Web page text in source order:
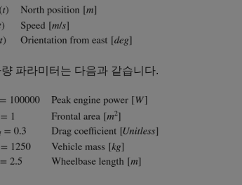
파라미터는 다음과 같습니다.